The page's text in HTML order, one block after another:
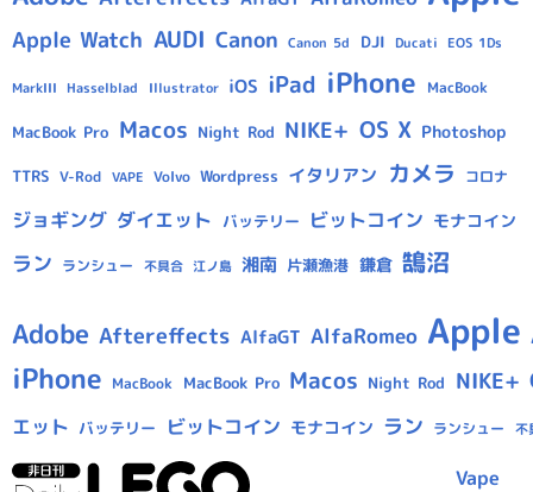
Apple Watch AUDI Canon Canon 5d DJI Ducati EOS 1Ds
MarkIII Hasselblad Illustrator iOS iPad iPhone MacBook
MacBook Pro Macos Night Rod NIKE+ OS X Photoshop
TTRS V-Rod VAPE Volvo Wordpress イタリアン カメラ コロナ
ジョギング ダイエット バッテリー ビットコイン モナコイン
ラン ランシュー 不具合 江ノ島 湘南 片瀬漁港 鎌倉 鵠沼
Adobe Aftereffects AlfaGT AlfaRomeo Apple
iPhone MacBook MacBook Pro Macos Night Rod NIKE+
エット バッテリー ビットコイン モナコイン ラン ランシュー 不
Vape